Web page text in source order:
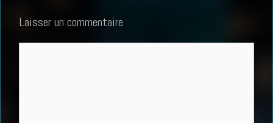
Laisser un commentaire